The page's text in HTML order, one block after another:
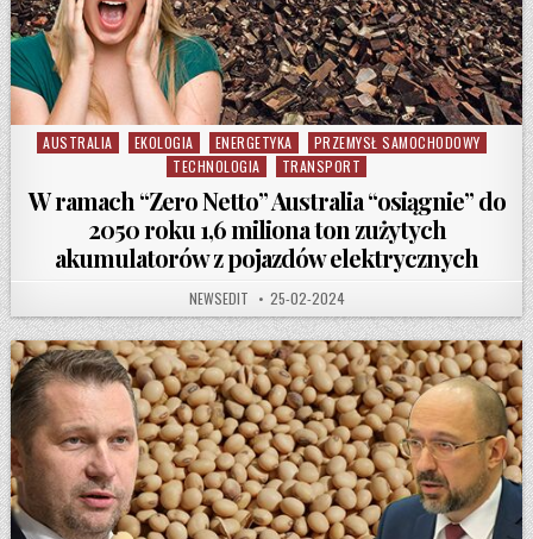
Posted in
AUSTRALIA EKOLOGIA ENERGETYKA
PRZEMYSŁ SAMOCHODOWY
TECHNOLOGIA
TRANSPORT
W ramach “Zero Netto” Australia “osiągnie” do
2050 roku 1,6 miliona ton zużytych
akumulatorów z pojazdów elektrycznych
AUTHOR:
NEWSEDIT PUBLISHED DATE:
25-02-2024